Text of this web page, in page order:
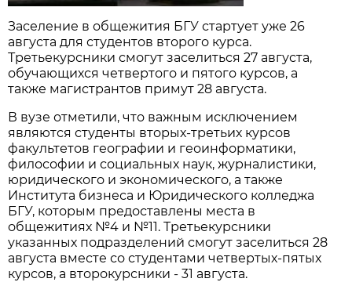
Заселение в общежития БГУ стартует уже 26
августа для студентов второго курса.
Третьекурсники смогут заселиться 27 августа,
обучающихся четвертого и пятого курсов, а
также магистрантов примут 28 августа.
В вузе отметили, что важным исключением
являются студенты вторых-третьих курсов
факультетов географии и геоинформатики,
философии и социальных наук, журналистики,
юридического и экономического, а также
Института бизнеса и Юридического колледжа
БГУ, которым предоставлены места в
общежитиях №4 и №11. Третьекурсники
указанных подразделений смогут заселиться 28
августа вместе со студентами четвертых-пятых
курсов, а второкурсники - 31 августа.